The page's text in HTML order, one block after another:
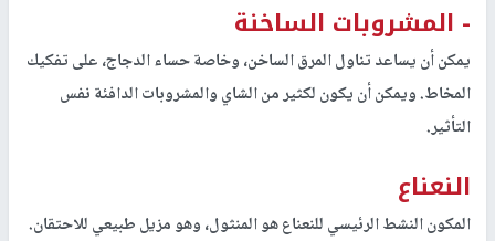
- المشروبات الساخنة
يمكن أن يساعد تناول المرق الساخن، وخاصة حساء الدجاج، على تفكيك
المخاط. ويمكن أن يكون لكثير من الشاي والمشروبات الدافئة نفس
التأثير.
النعناع
المكون النشط الرئيسي للنعناع هو المنثول، وهو مزيل طبيعي للاحتقان.